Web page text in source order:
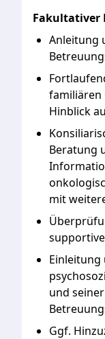
Fakultativer
Anleitung
familiären
Hinblick
Beratung
mit
und
Ggf.